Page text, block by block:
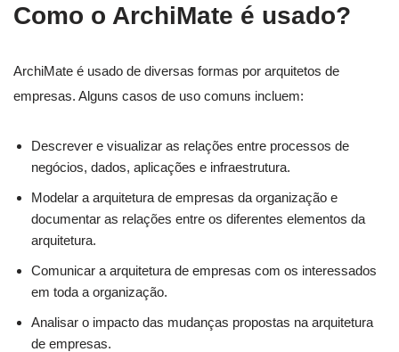
Como o ArchiMate é usado?
ArchiMate é usado de diversas formas por arquitetos de
empresas. Alguns casos de uso comuns incluem:
Descrever e visualizar as relações entre processos de
negócios, dados, aplicações e infraestrutura.
Modelar a arquitetura de empresas da organização e
documentar as relações entre os diferentes elementos da
arquitetura.
Comunicar a arquitetura de empresas com os interessados
em toda a organização.
Analisar o impacto das mudanças propostas na arquitetura
de empresas.